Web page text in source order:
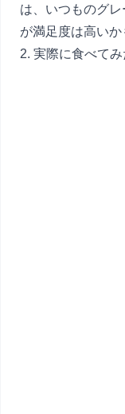
は、いつものグ
が満足度は高いか
2. 実際に食べて